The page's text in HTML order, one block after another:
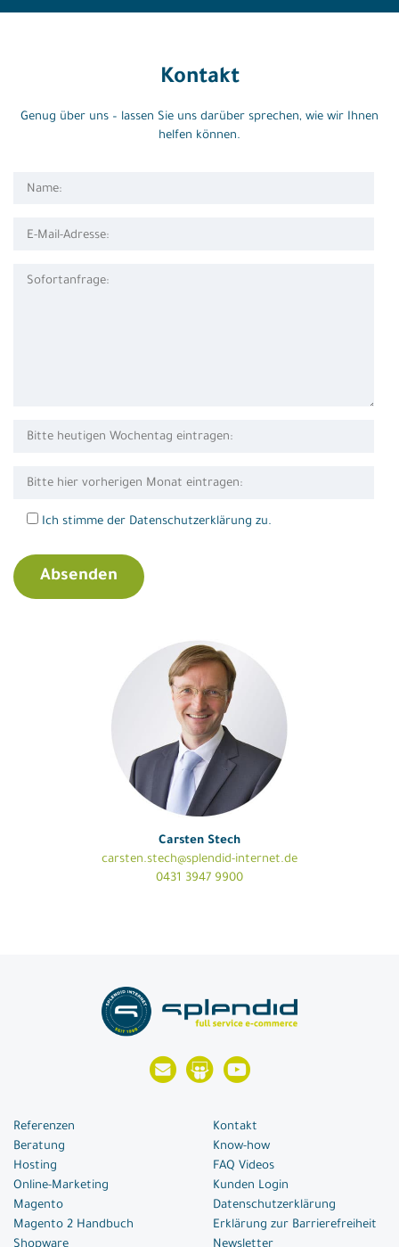
Kontakt
Genug über uns – lassen Sie uns darüber sprechen, wie wir Ihnen
helfen können.
Ich stimme der Datenschutzerklärung zu.
Carsten Stech
carsten.stech@splendid-internet.de
0431 3947 9900
Referenzen
Beratung
Hosting
Online-Marketing
Magento
Magento 2 Handbuch
Kontakt
Know-how
FAQ Videos
Kunden Login
Datenschutzerklärung
Erklärung zur Barrierefreiheit